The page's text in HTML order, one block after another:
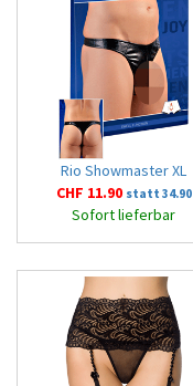
Rio Showmaster XL
CHF 11.90 statt 34.90
Sofort lieferbar